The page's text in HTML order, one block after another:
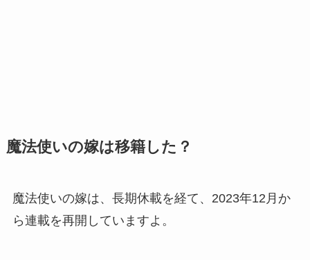
魔法使いの嫁は移籍した？
魔法使いの嫁は、長期休載を経て、2023年12月か
ら連載を再開していますよ。